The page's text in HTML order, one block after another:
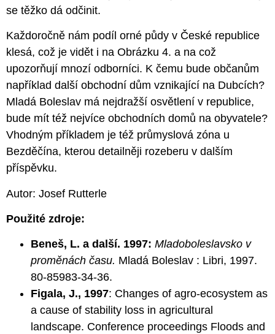
se těžko dá odčinit.
Každoročně nám podíl orné půdy v České republice
klesá, což je vidět i na Obrázku 4. a na což
upozorňují mnozí odborníci. K čemu bude občanům
například další obchodní dům vznikající na Dubcích?
Mladá Boleslav má nejdražší osvětlení v republice,
bude mít též nejvíce obchodních domů na obyvatele?
Vhodným příkladem je též průmyslová zóna u
Bezděčína, kterou detailněji rozeberu v dalším
příspěvku.
Autor: Josef Rutterle
Použité zdroje:
Beneš, L. a další. 1997: Mladoboleslavsko v
proměnách času. Mladá Boleslav : Libri, 1997.
80-85983-34-36.
Figala, J., 1997: Changes of agro-ecosystem as
a cause of stability loss in agricultural
landscape. Conference proceedings Floods and